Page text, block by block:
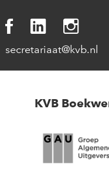
secretariaat@kvb.nl
KVB